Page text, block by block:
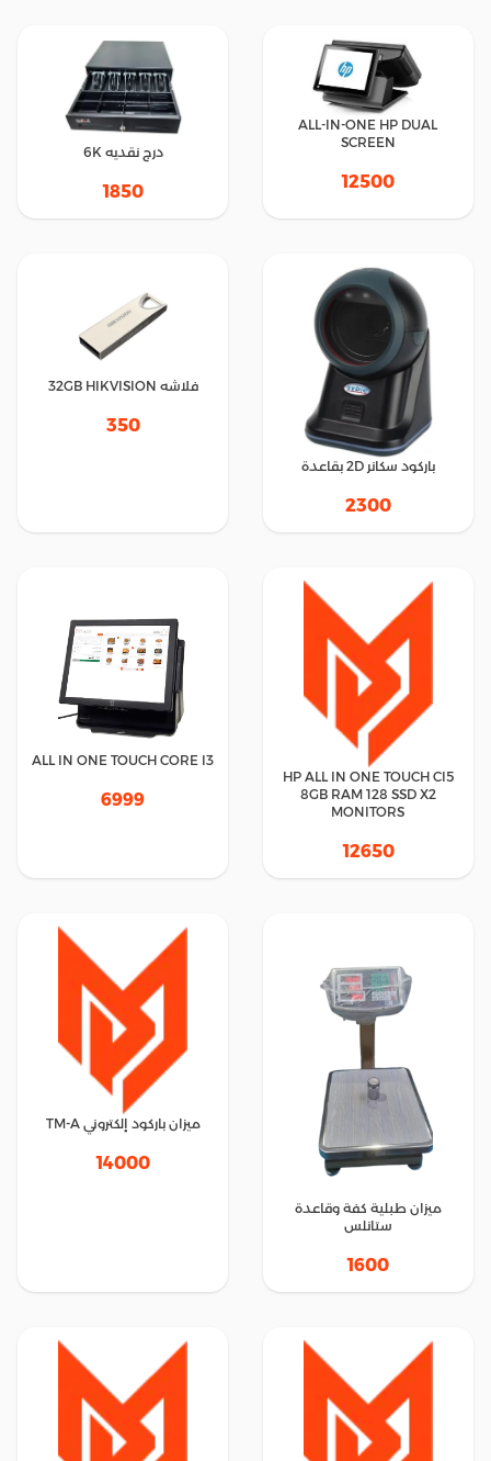
ALL-IN-ONE HP DUAL
SCREEN
12500
درج نقديه 6K
1850
باركود سكانر 2D بقاعدة
2300
فلاشه 32GB HIKVISION
350
HP ALL IN ONE TOUCH CI5
8GB RAM 128 SSD X2
MONITORS
12650
ALL IN ONE TOUCH CORE I3
6999
ميزان طبلية كفة وقاعدة
ستانلس
1600
ميزان باركود إلكتروني TM-A
14000